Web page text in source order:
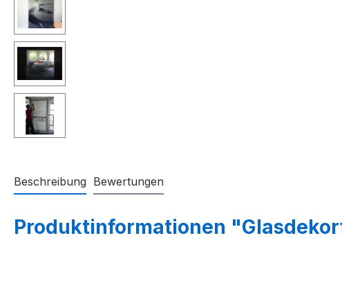
Beschreibung Bewertungen
Produktinformationen